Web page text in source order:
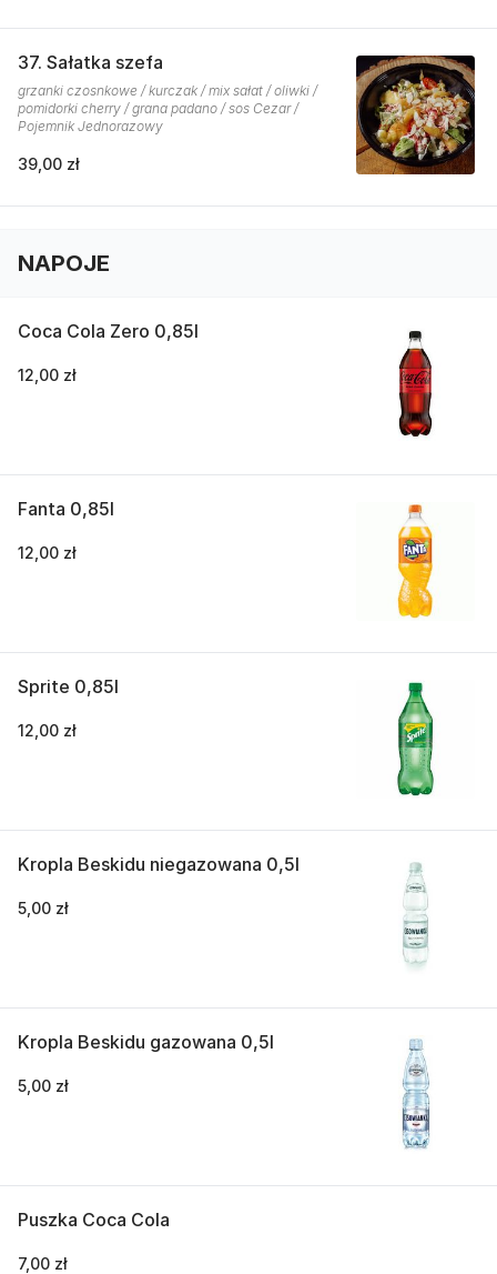
37. Sałatka szefa
grzanki czosnkowe / kurczak / mix sałat / oliwki /
pomidorki cherry / grana padano / sos Cezar /
Pojemnik Jednorazowy
39,00 zł
NAPOJE
Coca Cola Zero 0,85l
12,00 zł
Fanta 0,85l
12,00 zł
Sprite 0,85l
12,00 zł
Kropla Beskidu niegazowana 0,5l
5,00 zł
Kropla Beskidu gazowana 0,5l
5,00 zł
Puszka Coca Cola
7,00 zł